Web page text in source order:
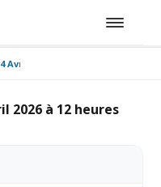
2026 à 12 heures
2026 à 12 heures